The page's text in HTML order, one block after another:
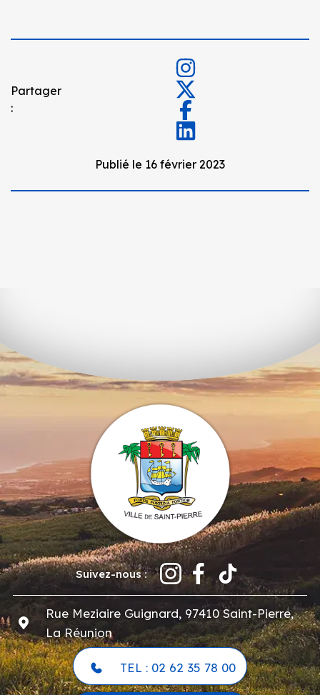
Partager
:
Publié le 16 février 2023
Suivez-nous :
Rue Meziaire Guignard, 97410 Saint-Pierre,
La Réunion
TEL : 02 62 35 78 00